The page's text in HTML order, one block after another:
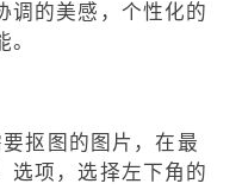
调的美感，个性化的
抠图的图片，在最
选项，选择左下角的